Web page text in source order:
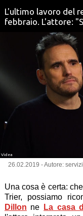
L'ultimo lavoro del
febbraio. L'attore:
Videa
26.02.2019 - Autore:
Una cosa è certa:
Trier, possiamo
Dillon ne La casa